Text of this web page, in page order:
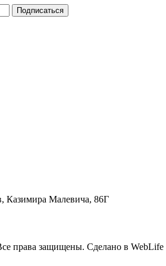
Казимира Малевича, 86Г
права защищены. Cделано в WebLife